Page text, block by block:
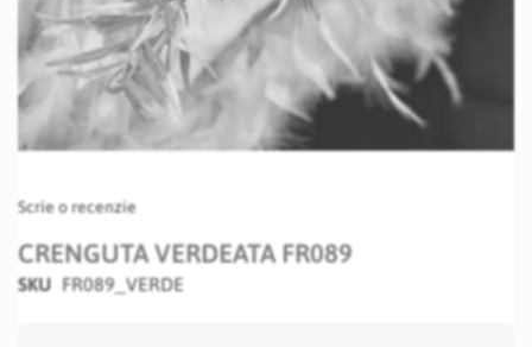
to
beginning
of
Scrie o recenzie
CRENGUTA VERDEATA FR089
SKU FR089_VERDE